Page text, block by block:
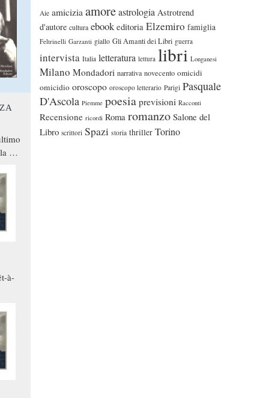
Aie amicizia amoreastrologia Astrotrend
d'autore cultura ebook editoria Elzemiro famiglia
Feltrinelli Garzanti giallo Gli Amanti dei Libri guerra
intervista Italia letteratura lettura libri Longanesi
Milano Mondadori narrativa novecento omicidi
omicidio oroscopo oroscopo letterario Parigi Pasquale
D'Ascola Piemme poesia previsioni Racconti
Recensione ricordi Roma romanzo Salone del
Libro scrittori Spazi storia thriller Torino
a
à-